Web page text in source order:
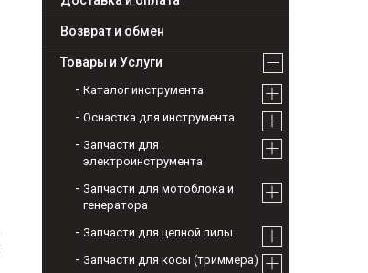
Возврат и обмен
Товары и Услуги
Каталог инструмента
Оснастка для инструмента
Запчасти для
электроинструмента
Запчасти для мотоблока и
генератора
Запчасти для цепной пилы
Запчасти для косы (триммера)